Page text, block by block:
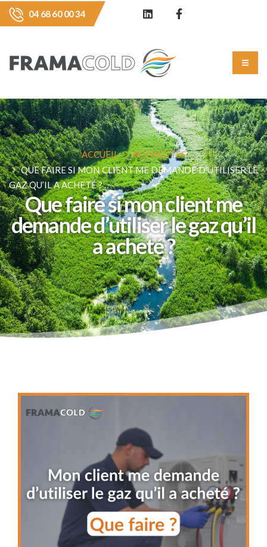
04 68 60 00 34
Que faire si mon client me
demande d’utiliser le gaz qu’il
a acheté ?
ACCUEIL
ACTUALITÉS
QUE FAIRE SI MON CLIENT ME DEMANDE D’UTILISER LE
GAZ QU’IL A ACHETÉ ?